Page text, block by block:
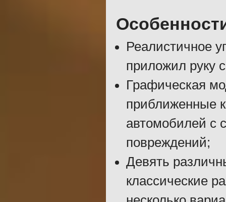
Реалистичное
приложил руку
Графическая
приближенные
автомобилей с
повреждений;
Девять
классические